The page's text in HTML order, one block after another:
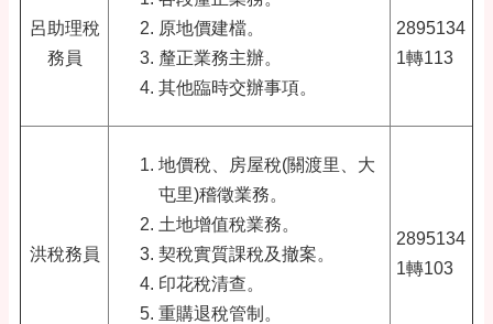
呂助理稅
務員
原地價建檔。
釐正業務主辦。
其他臨時交辦事項。
2895134
1轉113
洪稅務員
地價稅、房屋稅(關渡里、大
屯里)稽徵業務。
土地增值稅業務。
契稅實質課稅及撤案。
印花稅清查。
重購退稅管制。
2895134
1轉103